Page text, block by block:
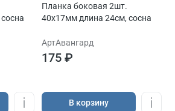
Планка боковая 2шт.
40х17мм длина 24см, сосна
АртАвангард
175 ₽
В корзину